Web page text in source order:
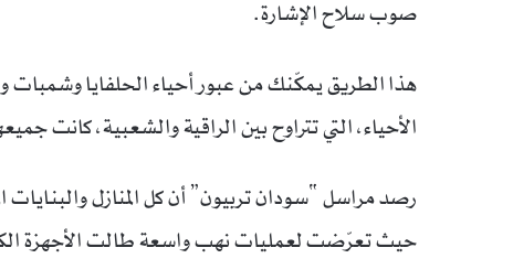
صوب سلاح الإشارة.
هذا الطريق يمكّنك من عبور أحياء الحلفايا وشمبات
الأحياء، التي تتراوح بين الراقية والشعبية، كانت
رصد مراسل “سودان تربيون” أن كل المنازل والبنايات
حيث تعرّضت لعمليات نهب واسعة طالت الأجهزة